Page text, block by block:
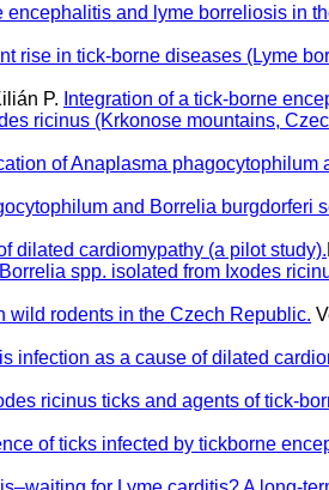
and lyme borreliosis in
rise in tick-borne diseases (Lyme
P. Integration of a tick-borne
ricinus (Krkonose mountains,
of Anaplasma
and Borrelia burgdorferi
dilated cardiomypathy (a pilot study).
spp. isolated from Ixodes
wild rodents in the Czech Republic.
infection as a cause of dilated
ricinus ticks and agents of tick-
of ticks infected by tickborne